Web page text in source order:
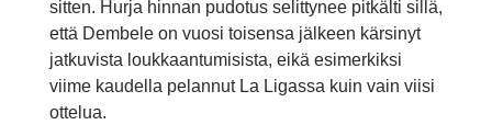
sitten. Hurja hinnan pudotus selittynee pitkälti sillä,
että Dembele on vuosi toisensa jälkeen kärsinyt
jatkuvista loukkaantumisista, eikä esimerkiksi
viime kaudella pelannut La Ligassa kuin vain viisi
ottelua.